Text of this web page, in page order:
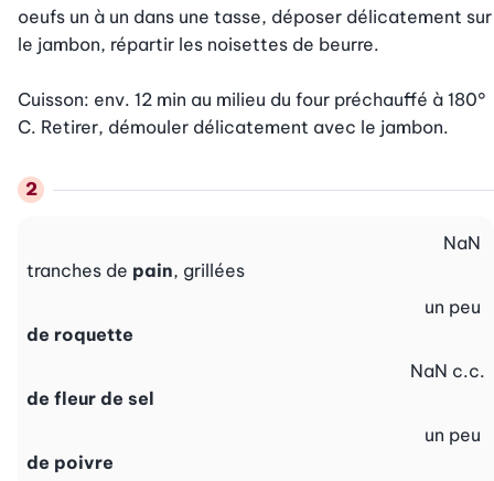
oeufs un à un dans une tasse, déposer délicatement sur
le jambon, répartir les noisettes de beurre.
Cuisson: env. 12 min au milieu du four préchauffé à 180°
C. Retirer, démouler délicatement avec le jambon.
tranches de pain, grillées
NaN
de roquette
un peu
de fleur de sel
NaN c.c.
de poivre
un peu